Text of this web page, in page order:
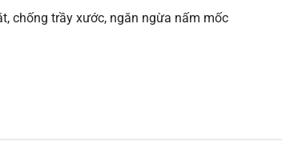
chống trầy xước, ngăn ngừa nấm mốc